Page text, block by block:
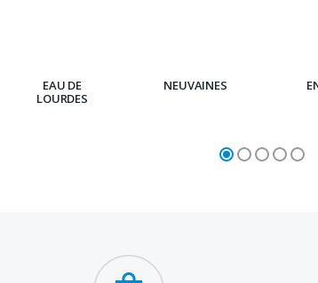
EAU DE
LOURDES
NEUVAINES